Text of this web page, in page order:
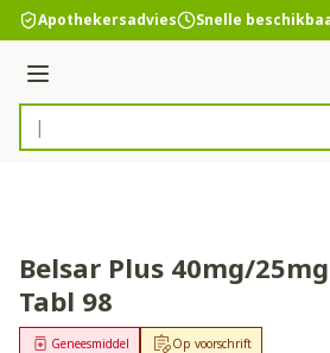
Ga naar de inhoud
Apothekersadvies Snelle
Menu
Product, merk, categorie...
Belsar Plus 40mg/
Tabl 98
Op voorschrift
Geneesmiddel